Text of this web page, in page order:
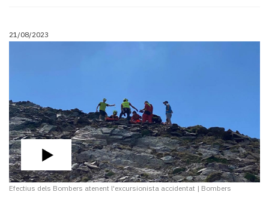
21/08/2023
Efectius dels Bombers atenent l'excursionista accidentat | Bombers